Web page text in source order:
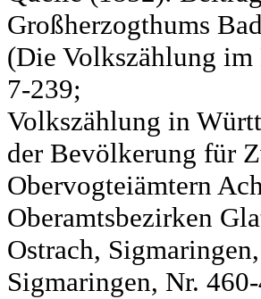
Großherzogthums
(Die Volkszählung im
7-239;
Volkszählung in
der Bevölkerung für
Obervogteiämtern
Oberamtsbezirken
Ostrach,
Sigmaringen, Nr.